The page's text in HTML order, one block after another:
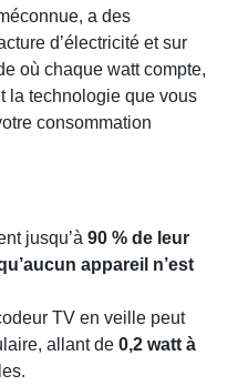
a des
d’électricité et sur
où chaque watt compte,
la technologie que vous
consommation
jusqu’à 90 % de leur
appareil n’est
TV en veille peut
allant de 0,2 watt à